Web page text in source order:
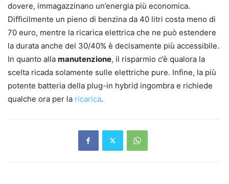
dovere, immagazzinano un’energia più economica.
Difficilmente un pieno di benzina da 40 litri costa meno di
70 euro, mentre la ricarica elettrica che ne può estendere
la durata anche del 30/40% è decisamente più accessibile.
In quanto alla manutenzione, il risparmio c’è qualora la
scelta ricada solamente sulle elettriche pure. Infine, la più
potente batteria della plug-in hybrid ingombra e richiede
qualche ora per la ricarica.